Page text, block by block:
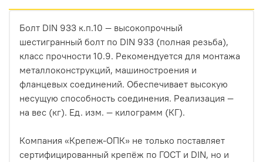
Болт DIN 933 к.п.10 — высокопрочный
шестигранный болт по DIN 933 (полная резьба),
класс прочности 10.9. Рекомендуется для монтажа
металлоконструкций, машиностроения и
фланцевых соединений. Обеспечивает высокую
несущую способность соединения. Реализация —
на вес (кг). Ед. изм. — килограмм (КГ).
Компания «Крепеж-ОПК» не только поставляет
сертифицированный крепёж по ГОСТ и DIN, но и